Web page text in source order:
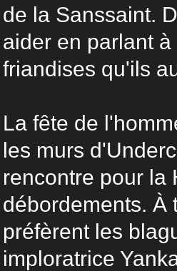
de la Sanssaint.
aider en parlant
friandises qu'ils
La fête de
les murs
rencontre pour la
débordements. À
préfèrent les
imploratrice